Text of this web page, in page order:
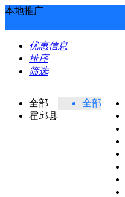
本地推广
优惠信息
排序
筛选
全部
霍邱县
全部